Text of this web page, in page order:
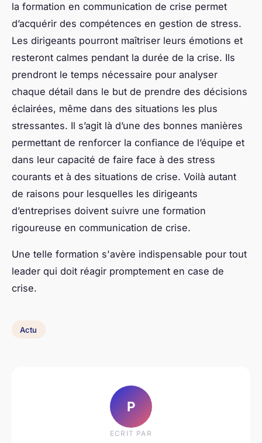
la formation en communication de crise permet
d’acquérir des compétences en gestion de stress.
Les dirigeants pourront maîtriser leurs émotions et
resteront calmes pendant la durée de la crise. Ils
prendront le temps nécessaire pour analyser
chaque détail dans le but de prendre des décisions
éclairées, même dans des situations les plus
stressantes. Il s’agit là d’une des bonnes manières
permettant de renforcer la confiance de l’équipe et
dans leur capacité de faire face à des stress
courants et à des situations de crise. Voilà autant
de raisons pour lesquelles les dirigeants
d’entreprises doivent suivre une formation
rigoureuse en communication de crise.
Une telle formation s'avère indispensable pour tout
leader qui doit réagir promptement en case de
crise.
Actu
P
ECRIT PAR